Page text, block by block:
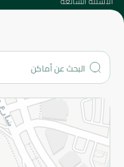
من نحن؟
المزيد
الاسترجاع
سياسة الخصوصية